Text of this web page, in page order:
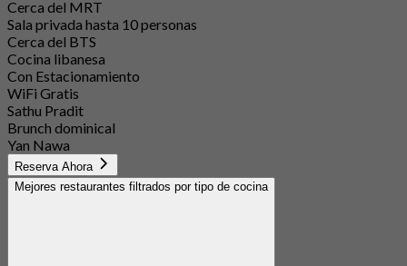
Cerca del MRT
Sala privada hasta 10 personas
Cerca del BTS
Cocina libanesa
Con Estacionamiento
WiFi Gratis
Sathu Pradit
Brunch dominical
Yan Nawa
Reserva Ahora
Mejores restaurantes filtrados por tipo de cocina